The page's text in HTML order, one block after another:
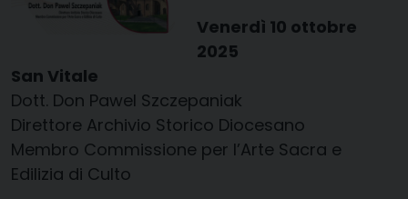
Venerdì 10 ottobre
2025
San Vitale
Dott. Don Pawel Szczepaniak
Direttore Archivio Storico Diocesano
Membro Commissione per l’Arte Sacra e
Edilizia di Culto